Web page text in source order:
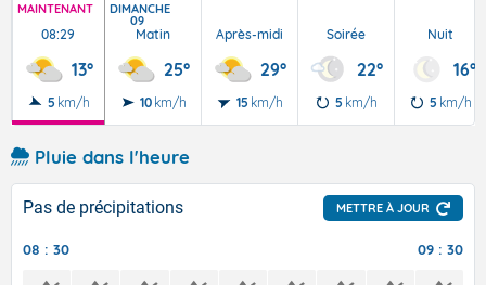
MAINTENANT
08:29
13°
5 km/h
DIMANCHE
09
Matin
25°
10 km/h
Après-midi
29°
15 km/h
Soirée
22°
5 km/h
Nuit
16°
5 km/h
Pluie dans l'heure
Pas de précipitations METTRE À JOUR
08 : 30 09 : 30